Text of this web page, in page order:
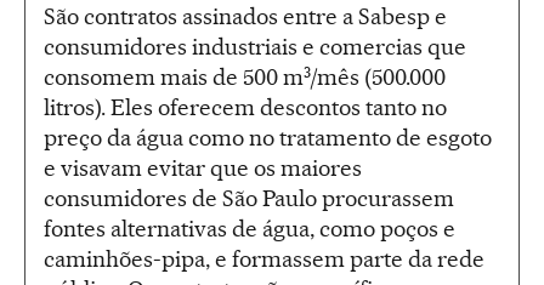
São contratos assinados entre a Sabesp e
consumidores industriais e comercias que
consomem mais de 500 m³/mês (500.000
litros). Eles oferecem descontos tanto no
preço da água como no tratamento de esgoto
e visavam evitar que os maiores
consumidores de São Paulo procurassem
fontes alternativas de água, como poços e
caminhões-pipa, e formassem parte da rede